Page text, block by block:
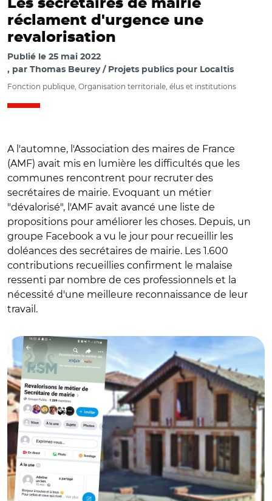
Les secrétaires de mairie
réclament d'urgence une
revalorisation
Publié le 25 mai 2022
par Thomas Beurey / Projets publics pour Localtis
Fonction publique, Organisation territoriale, élus et institutions
A l'automne, l'Association des maires de France
(AMF) avait mis en lumière les difficultés que les
communes rencontrent pour recruter des
secrétaires de mairie. Evoquant un métier
"dévalorisé", l'AMF avait avancé une liste de
propositions pour améliorer les choses. Depuis, un
groupe Facebook a vu le jour pour recueillir les
doléances des secrétaires de mairie. Les 1.600
contributions recueillies confirment le malaise
ressenti par nombre de ces professionnels et la
nécessité d'une meilleure reconnaissance de leur
travail.